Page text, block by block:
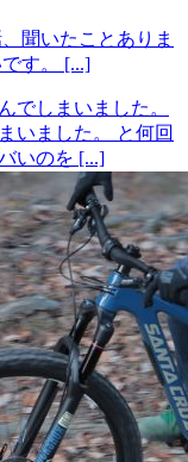
聞いたことありま
す。 [...]
でしまいました。
いました。 と何回
いのを [...]